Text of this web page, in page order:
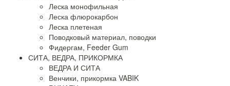
Леска монофильная
Леска флюрокарбон
Леска плетеная
Поводковый материал, поводки
Фидергам, Feeder Gum
СИТА, ВЕДРА, ПРИКОРМКА
ВЕДРА И СИТА
Венчики, прикормка VABIK